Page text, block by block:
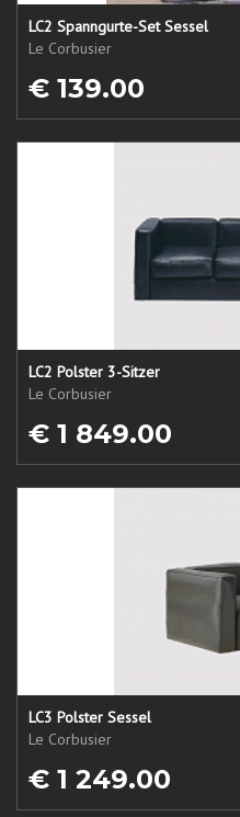
LC2 Spanngurte-Set Sessel
Le Corbusier
€ 139.00
LC2 Polster 3-Sitzer
Le Corbusier
€ 1 849.00
LC3 Polster Sessel
Le Corbusier
€ 1 249.00